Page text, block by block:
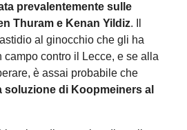
prevalentemente sulle
Thuram e Kenan Yildiz. Il
al ginocchio che gli ha
campo contro il Lecce, e se alla
è assai probabile che
di Koopmeiners al